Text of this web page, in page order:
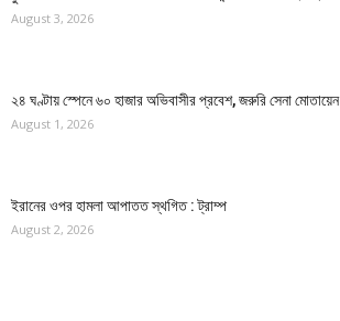
August 3, 2026
২৪ ঘণ্টায় স্পেনে ৬০ হাজার অভিবাসীর প্রবেশ, জরুরি সেনা মোতায়েন
August 1, 2026
ইরানের ওপর হামলা আপাতত স্থগিত : ট্রাম্প
August 2, 2026